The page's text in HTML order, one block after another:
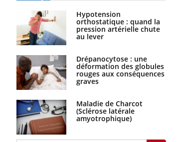
Hypotension
orthostatique : quand la
pression artérielle chute
au lever
Drépanocytose : une
déformation des globules
rouges aux conséquences
graves
Maladie de Charcot
(Sclérose latérale
amyotrophique)